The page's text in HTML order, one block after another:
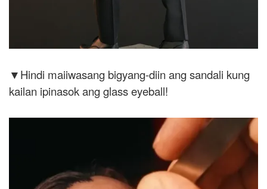
▼Hindi maiiwasang bigyang-diin ang sandali kung
kailan ipinasok ang glass eyeball!